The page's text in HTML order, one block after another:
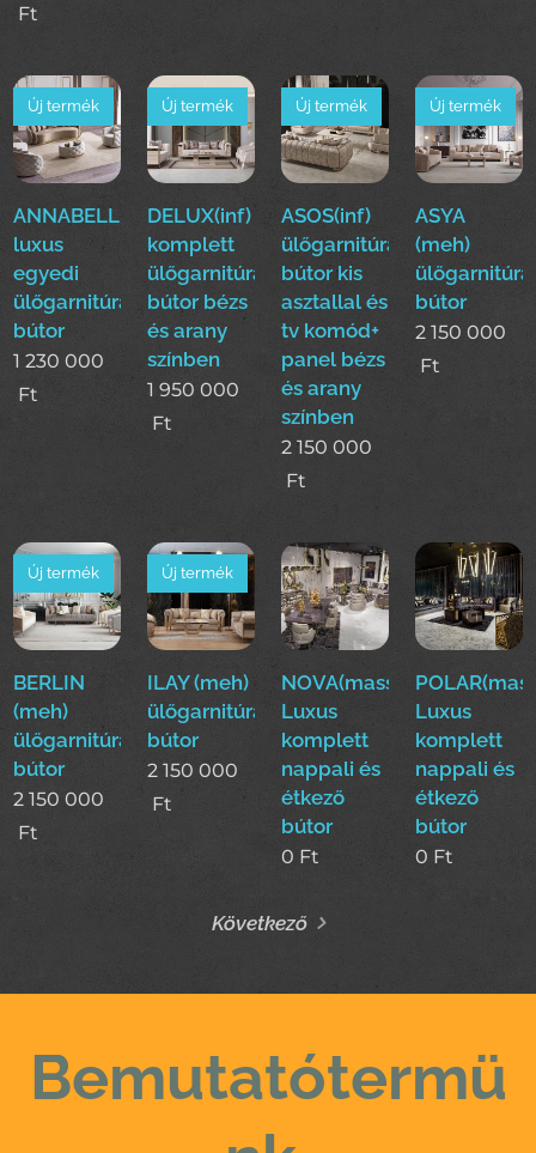
Ft
ANNABELLE(ode)
luxus
egyedi
ülőgarnitúra
bútor
Új termék
1 230 000
Ft
DELUX(inf)
komplett
ülőgarnitúra
bútor bézs
és arany
színben
Új termék
1 950 000
Ft
ASOS(inf)
ülőgarnitúra
bútor kis
asztallal és
tv komód+
panel bézs
és arany
színben
Új termék
2 150 000
Ft
ASYA
(meh)
ülőgarnitúra
bútor
Új termék
2 150 000
Ft
BERLIN
(meh)
ülőgarnitúra
bútor
Új termék
2 150 000
Ft
ILAY (meh)
ülőgarnitúra
bútor
Új termék
2 150 000
Ft
NOVA(mass)
Luxus
komplett
nappali és
étkező
bútor
0 Ft
Luxus
komplett
nappali és
étkező
bútor
0 Ft
Következő
Bemutatótermü